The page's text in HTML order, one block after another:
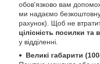
обов'язково вам
ми надаємо
рахунок). Щоб не
цілісність посилки та
у відділенні.
Великі габарити